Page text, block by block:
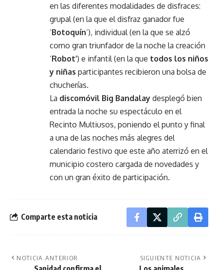
en las diferentes modalidades de disfraces:
grupal (en la que el disfraz ganador fue
‘Botoquín‘), individual (en la que se alzó
como gran triunfador de la noche la creación
‘Robot’) e infantil (en la que todos los niños
y niñas participantes recibieron una bolsa de
chucherías.
La discomóvil Big Bandalay desplegó bien
entrada la noche su espectáculo en el
Recinto Multiusos, poniendo el punto y final
a una de las noches más alegres del
calendario festivo que este año aterrizó en el
municipio costero cargada de novedades y
con un gran éxito de participación.
Comparte esta noticia
NOTICIA ANTERIOR SIGUIENTE NOTICIA